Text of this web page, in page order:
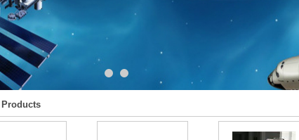
Products